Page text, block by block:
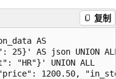
复制
AS
25}' AS json UNION
"HR"}' UNION ALL
"price": 1200.50,